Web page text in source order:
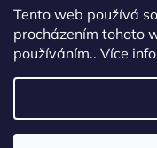
Tento web používá
procházením tohoto
používáním.. Více
Copyright 2026